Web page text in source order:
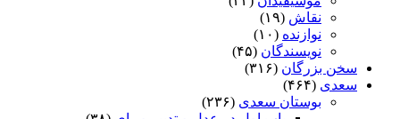
نقاش (۱۹)
نوازنده (۱۰)
نویسندگان (۴۵)
سخن بزرگان (۳۱۶)
سعدی (۴۶۴)
بوستان سعدی (۲۳۶)